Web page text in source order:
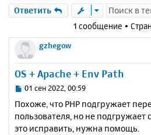
Ответить
1 сообщение •
gzhegow
OS + Apache + Env Path
С
о
б
щ
01 сен 2022, 00:59
Похоже, что PHP подгружает
пользователя, но не
это исправить, нужна помощь.